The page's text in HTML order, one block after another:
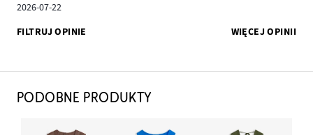
2026-07-22
FILTRUJ OPINIE
WIĘCEJ OPINII
PODOBNE PRODUKTY